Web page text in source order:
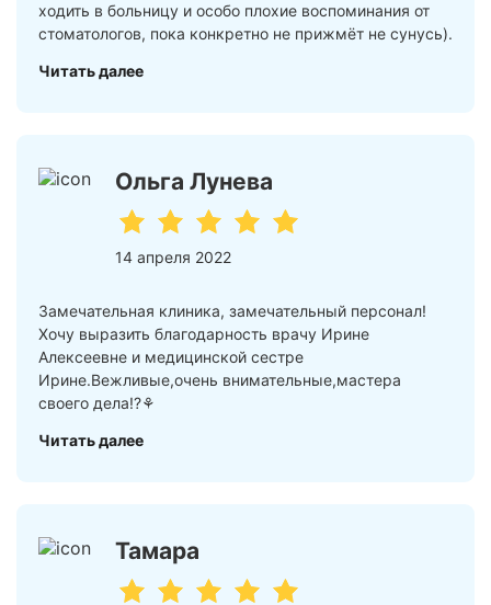
ходить в больницу и особо плохие воспоминания от
стоматологов, пока конкретно не прижмёт не сунусь).
Читать далее
Ольга Лунева
14 апреля 2022
Замечательная клиника, замечательный персонал!
Хочу выразить благодарность врачу Ирине
Алексеевне и медицинской сестре
Ирине.Вежливые,очень внимательные,мастера
своего дела!?⚘
Читать далее
Тамара